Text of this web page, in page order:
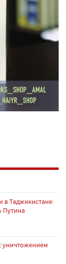
в Таджикистане:
Путина
уничтожением